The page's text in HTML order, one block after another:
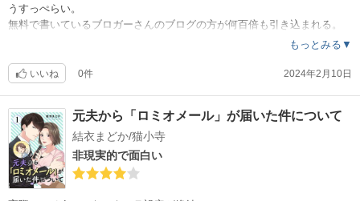
うすっぺらい。
無料で書いているブロガーさんのブログの方が何百倍も引き込まれる。
もっとみる▼
いいね 0件 2024年2月10日
元夫から「ロミオメール」が届いた件について
結衣まどか/猫小寺
非現実的で面白い